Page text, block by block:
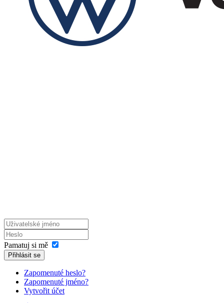
Pamatuj si mě
Přihlásit se
Zapomenuté heslo?
Zapomenuté jméno?
Vytvořit účet